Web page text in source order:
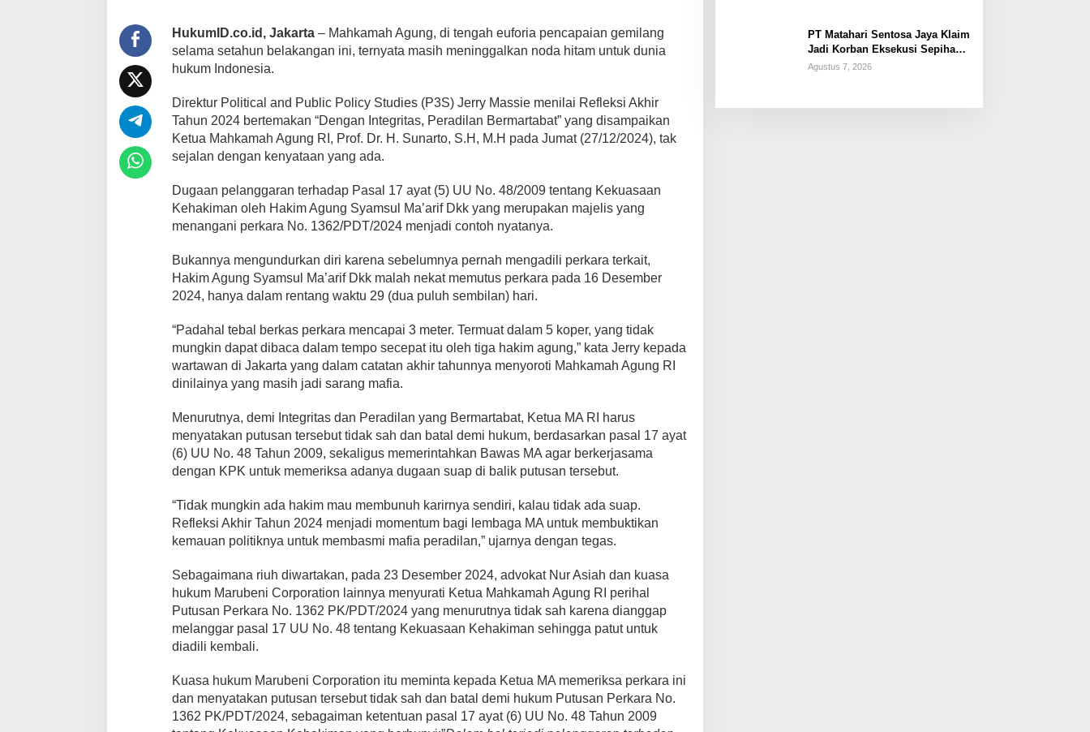
HukumID.co.id, Jakarta– Mahkamah Agung, di tengah euforia pencapaian gemilang
selama setahun belakangan ini, ternyata masih meninggalkan noda hitam untuk dunia
hukum Indonesia.
Direktur Political and Public Policy Studies (P3S) Jerry Massie menilai Refleksi Akhir
Tahun 2024 bertemakan “Dengan Integritas, Peradilan Bermartabat” yang disampaikan
Ketua Mahkamah Agung RI, Prof. Dr. H. Sunarto, S.H, M.H pada Jumat (27/12/2024), tak
sejalan dengan kenyataan yang ada.
Dugaan pelanggaran terhadap Pasal 17 ayat (5) UU No. 48/2009 tentang Kekuasaan
Kehakiman oleh Hakim Agung Syamsul Ma’arif Dkk yang merupakan majelis yang
menangani perkara No. 1362/PDT/2024 menjadi contoh nyatanya.
Bukannya mengundurkan diri karena sebelumnya pernah mengadili perkara terkait,
Hakim Agung Syamsul Ma’arif Dkk malah nekat memutus perkara pada 16 Desember
2024, hanya dalam rentang waktu 29 (dua puluh sembilan) hari.
“Padahal tebal berkas perkara mencapai 3 meter. Termuat dalam 5 koper, yang tidak
mungkin dapat dibaca dalam tempo secepat itu oleh tiga hakim agung,” kata Jerry kepada
wartawan di Jakarta yang dalam catatan akhir tahunnya menyoroti Mahkamah Agung RI
dinilainya yang masih jadi sarang mafia.
Menurutnya, demi Integritas dan Peradilan yang Bermartabat, Ketua MA RI harus
menyatakan putusan tersebut tidak sah dan batal demi hukum, berdasarkan pasal 17 ayat
(6) UU No. 48 Tahun 2009, sekaligus memerintahkan Bawas MA agar berkerjasama
dengan KPK untuk memeriksa adanya dugaan suap di balik putusan tersebut.
“Tidak mungkin ada hakim mau membunuh karirnya sendiri, kalau tidak ada suap.
Refleksi Akhir Tahun 2024 menjadi momentum bagi lembaga MA untuk membuktikan
kemauan politiknya untuk membasmi mafia peradilan,” ujarnya dengan tegas.
Sebagaimana riuh diwartakan, pada 23 Desember 2024, advokat Nur Asiah dan kuasa
hukum Marubeni Corporation lainnya menyurati Ketua Mahkamah Agung RI perihal
Putusan Perkara No. 1362 PK/PDT/2024 yang menurutnya tidak sah karena dianggap
melanggar pasal 17 UU No. 48 tentang Kekuasaan Kehakiman sehingga patut untuk
diadili kembali.
Kuasa hukum Marubeni Corporation itu meminta kepada Ketua MA memeriksa perkara ini
dan menyatakan putusan tersebut tidak sah dan batal demi hukum Putusan Perkara No.
1362 PK/PDT/2024, sebagaiman ketentuan pasal 17 ayat (6) UU No. 48 Tahun 2009
PT Matahari Sentosa Jaya Klaim
Jadi Korban Eksekusi Sepihak
oleh Oknum SPSI!
Agustus 7, 2026